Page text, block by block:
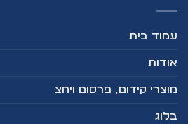
עמוד בית
אודות
מוצרי קידום, פרסום ויחצ
בלוג